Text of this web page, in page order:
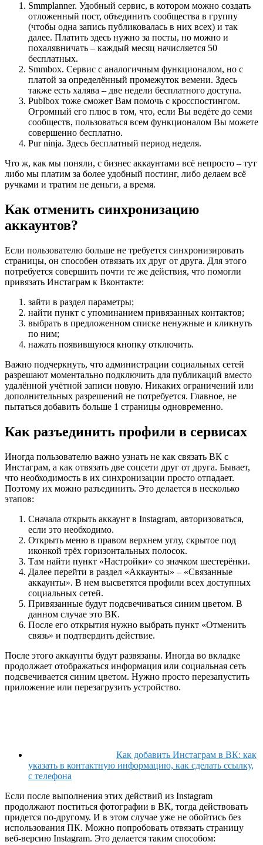
Smmplanner. Удобный сервис, в котором можно создать
отложенный пост, объединить сообщества в группу
(чтобы одна запись публиковалась в них всех) и так
далее. Платить здесь нужно за посты, но можно и
похалявничать – каждый месяц начисляется 50
бесплатных.
Smmbox. Сервис с аналогичным функционалом, но с
платой за определённый промежуток вемени. Здесь
также есть халява – две недели бесплатного доступа.
Publbox тоже сможет Вам помочь с кросспостингом.
Огромный его плюс в том, что, если Вы ведёте до семи
сообществ, пользоваться всем функционалом Вы можете
совершенно бесплатно.
Pur ninja. Здесь бесплатный период неделя.
Что ж, как мы поняли, с бизнес аккаунтами всё непросто – тут
либо мы платим за более удобный постинг, либо делаем всё
ручками и тратим не деньги, а время.
Как отменить синхронизацию
аккаунтов?
Если пользователю больше не требуется синхронизировать
страницы, он способен отвязать их друг от друга. Для этого
потребуется совершить почти те же действия, что помогли
привязать Инстаграм к Вконтакте:
зайти в раздел параметры;
найти пункт с упоминанием привязанных контактов;
выбрать в предложенном списке ненужные и кликнуть
по ним;
нажать появившуюся кнопку отключить.
Важно подчеркнуть, что администрации социальных сетей
разрешают моментально подключить для публикаций вместо
удалённой учётной записи новую. Никаких ограничений или
дополнительных разрешений не потребуется. Главное, не
пытаться добавить больше 1 страницы одновременно.
Как разъединить профили в сервисах
Иногда пользователю важно узнать не как связать ВК с
Инстаграм, а как отвязать две соцсети друг от друга. Бывает,
что необходимость в их синхронизации просто отпадает.
Поэтому их можно разъединить. Это делается в несколько
этапов:
Сначала открыть аккаунт в Instagram, авторизоваться,
если это необходимо.
Открыть меню в правом верхнем углу, скрытое под
иконкой трёх горизонтальных полосок.
Там найти пункт «Настройки» со значком шестерёнки.
Далее перейти в раздел «Аккаунты» – «Связанные
аккаунты». В нем высветятся профили всех доступных
социальных сетей.
Привязанные будут подсвечиваться синим цветом. В
данном случае это ВК.
После его открытия нужно выбрать пункт «Отменить
связь» и подтвердить действие.
После этого аккаунты будут развязаны. Иногда во вкладке
продолжает отображаться информация или социальная сеть
подсвечивается синим цветом. Нужно просто перезапустить
приложение или перезагрузить устройство.
Как добавить Инстаграм в ВК: как
указать в контактную информацию, как сделать ссылку,
с телефона
Если после выполнения этих действий из Instagram
продолжают поститься фотографии в ВК, тогда действовать
придется по-другому. И в этом случае уже не обойтись без
использования ПК. Можно попробовать отвязать страницу
веб-версию Instagram. Это делается таким способом: